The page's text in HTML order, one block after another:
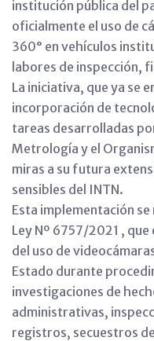
institución pública del
oficialmente el uso de
360° en vehículos
labores de inspección,
La iniciativa, que ya se
incorporación de
tareas desarrolladas
Metrología y el
miras a su futura
sensibles del INTN.
Esta implementación
Ley Nº 6757/2021 ,
del uso de
Estado durante
investigaciones de
administrativas,
registros, secuestros